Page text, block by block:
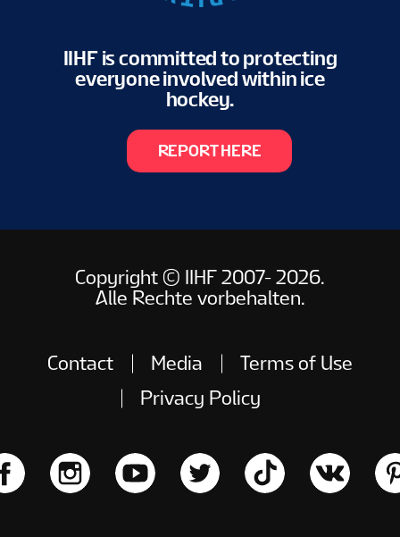
IIHF is committed to protecting
everyone involved within ice
hockey.
REPORT HERE
Copyright © IIHF 2007- 2026.
Alle Rechte vorbehalten.
Contact Media
Terms of Use
Privacy Policy